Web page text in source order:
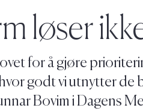
løser
for å gjøre
godt vi utnytter de
Bovim i Dagens